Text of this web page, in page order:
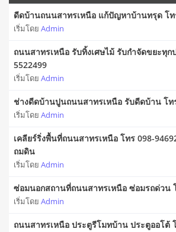
ดีดบ้านถนนสาทรเหนือ แก้ปัญหาบ้านทรุด โท
เริ่มโดย Admin
ถนนสาทรเหนือ รับทิ้งเศษไม้ รับกำจัดขยะทุก
5522499
เริ่มโดย Admin
ช่างดีดบ้านปูนถนนสาทรเหนือ รับดีดบ้าน โท
เริ่มโดย Admin
เคลียร์ริ่งพื้นที่ถนนสาทรเหนือ โทร 098-
ถมดิน
เริ่มโดย Admin
ซ่อมนอกสถานที่ถนนสาทรเหนือ ซ่อมรถด่วน
เริ่มโดย Admin
ถนนสาทรเหนือ ประตูรีโมทบ้าน ประตูออโต้